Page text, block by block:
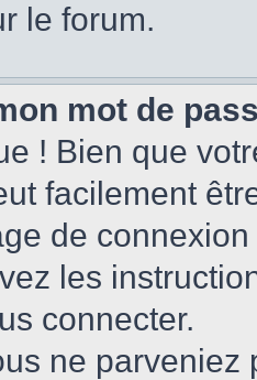
le forum.
mot de
! Bien que
facilement
de
les
connecter.
ne